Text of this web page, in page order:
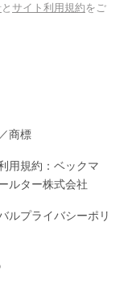
と サイト利用規約をご
商標
用規約：ベックマ
ルター株式会社
ルプライバシーポリ